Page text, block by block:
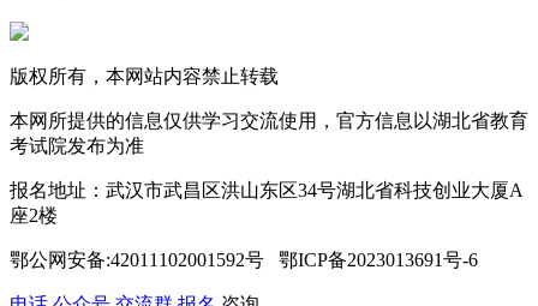
版权所有，本网站内容禁止转载
本网所提供的信息仅供学习交流使用，官方信息以湖北省教育
考试院发布为准
报名地址：武汉市武昌区洪山东区34号湖北省科技创业大厦A
座2楼
鄂公网安备:42011102001592号 鄂ICP备2023013691号-6